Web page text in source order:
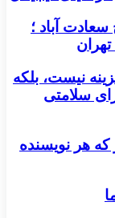
آباد ؛
نیست، بلکه
سلامتی
که هر نویسنده